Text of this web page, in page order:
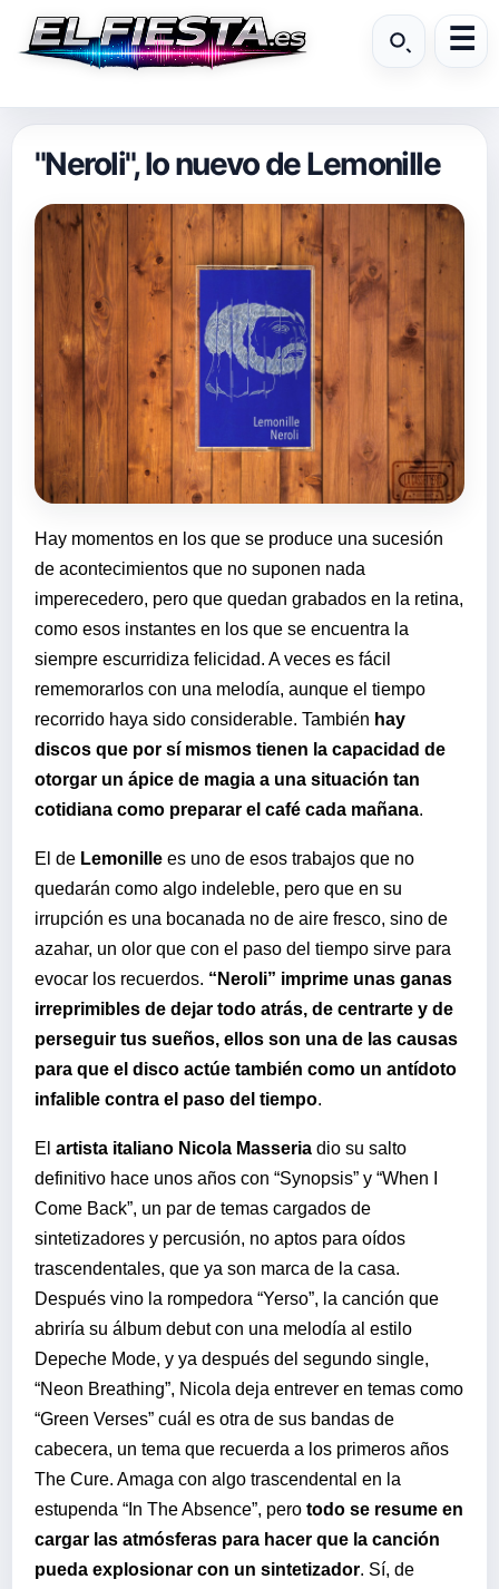
"Neroli", lo nuevo de Lemonille
Hay momentos en los que se produce una sucesión
de acontecimientos que no suponen nada
imperecedero, pero que quedan grabados en la retina,
como esos instantes en los que se encuentra la
siempre escurridiza felicidad. A veces es fácil
rememorarlos con una melodía, aunque el tiempo
recorrido haya sido considerable. También hay
discos que por sí mismos tienen la capacidad de
otorgar un ápice de magia a una situación tan
cotidiana como preparar el café cada mañana.
El de Lemonille es uno de esos trabajos que no
quedarán como algo indeleble, pero que en su
irrupción es una bocanada no de aire fresco, sino de
azahar, un olor que con el paso del tiempo sirve para
evocar los recuerdos. “Neroli” imprime unas ganas
irreprimibles de dejar todo atrás, de centrarte y de
perseguir tus sueños, ellos son una de las causas
para que el disco actúe también como un antídoto
infalible contra el paso del tiempo.
El artista italiano Nicola Masseria dio su salto
definitivo hace unos años con “Synopsis” y “When I
Come Back”, un par de temas cargados de
sintetizadores y percusión, no aptos para oídos
trascendentales, que ya son marca de la casa.
Después vino la rompedora “Yerso”, la canción que
abriría su álbum debut con una melodía al estilo
Depeche Mode, y ya después del segundo single,
“Neon Breathing”, Nicola deja entrever en temas como
“Green Verses” cuál es otra de sus bandas de
cabecera, un tema que recuerda a los primeros años
The Cure. Amaga con algo trascendental en la
estupenda “In The Absence”, pero todo se resume en
cargar las atmósferas para hacer que la canción
pueda explosionar con un sintetizador. Sí, de